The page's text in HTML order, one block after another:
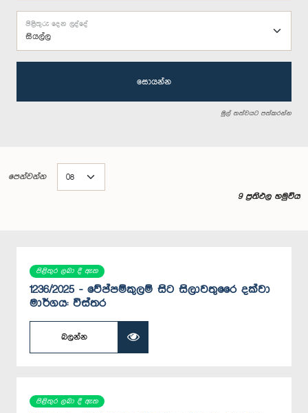
සියල්ල
පිළිතුරු දෙන ලද්දේ
සොයන්න
මුල් තත්වයට පත්කරන්න
පෙන්වන්න
9 ප්‍රතිඵල හමුවිය
පිළිතුර ලබා දී ඇත
1236/2025 - වේප්පම්කුලම් සිට සිලාවතුරෛ දක්වා
මාර්ගය: විස්තර
බලන්න
පිළිතුර ලබා දී ඇත